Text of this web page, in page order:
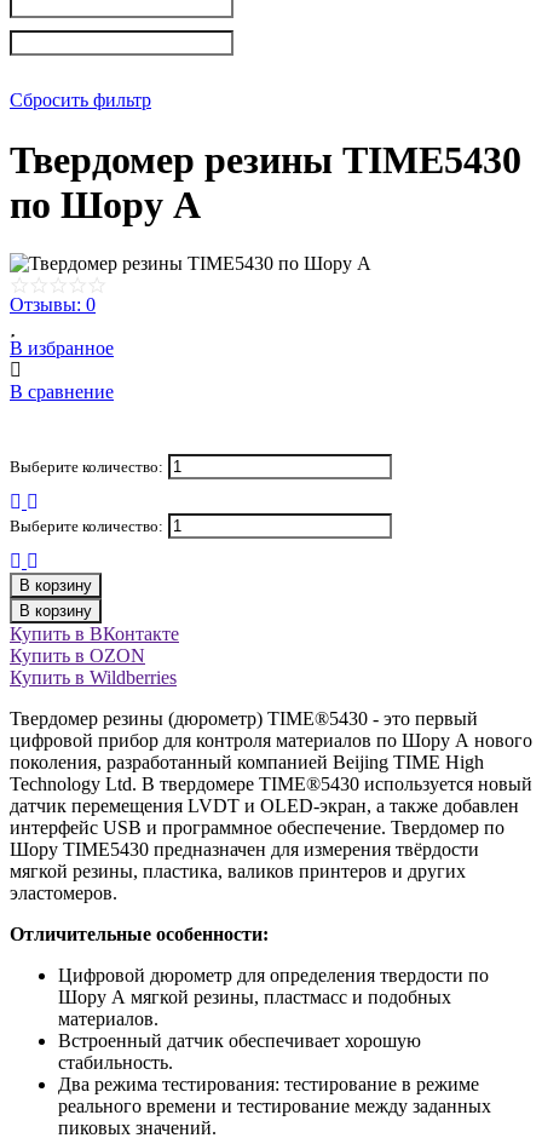
Сбросить фильтр
Твердомер резины TIME5430
по Шору А
Отзывы: 0
В избранное
В сравнение
Выберите количество:
Выберите количество:
В корзину
В корзину
Купить в ВКонтакте
Купить в OZON
Купить в Wildberries
Твердомер резины (дюрометр) TIME®5430 - это первый
цифровой прибор для контроля материалов по Шору А нового
поколения, разработанный компанией Beijing TIME High
Technology Ltd. В твердомере TIME®5430 используется новый
датчик перемещения LVDT и OLED-экран, а также добавлен
интерфейс USB и программное обеспечение. Твердомер по
Шору TIME5430 предназначен для измерения твёрдости
мягкой резины, пластика, валиков принтеров и других
эластомеров.
Отличительные особенности:
Цифровой дюрометр для определения твердости по
Шору А мягкой резины, пластмасс и подобных
материалов.
Встроенный датчик обеспечивает хорошую
стабильность.
Два режима тестирования: тестирование в режиме
реального времени и тестирование между заданных
пиковых значений.